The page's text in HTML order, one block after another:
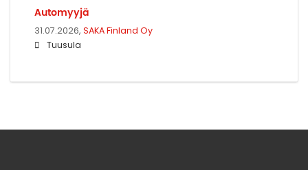
Automyyjä
31.07.2026, SAKA Finland Oy
Tuusula